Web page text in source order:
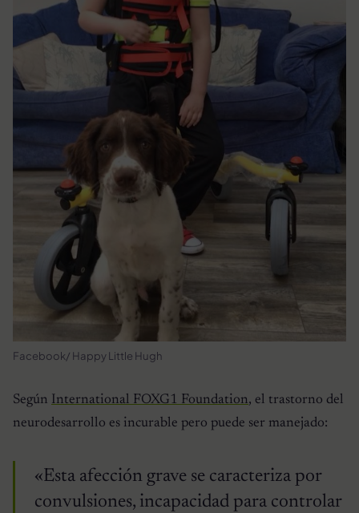
Facebook/ Happy Little Hugh
Según International FOXG1 Foundation, el trastorno del
neurodesarrollo es incurable pero puede ser manejado:
«Esta afección grave se caracteriza por
convulsiones, incapacidad para controlar